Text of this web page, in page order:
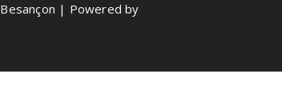
| Powered by